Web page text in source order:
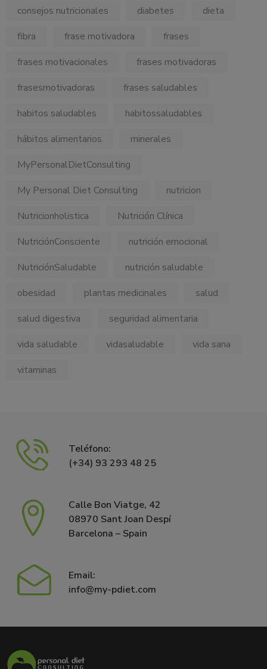
consejos nutricionales
diabetes
dieta
fibra
frase motivadora
frases
frases motivacionales
frases motivadoras
frasesmotivadoras
frases saludables
habitos saludables
habitossaludables
hábitos alimentarios
minerales
MyPersonalDietConsulting
My Personal Diet Consulting
nutricion
Nutricionholistica
Nutrición Clínica
NutriciónConsciente
nutrición emocional
NutriciónSaludable
nutrición saludable
obesidad
plantas medicinales
salud
salud digestiva
seguridad alimentaria
vida saludable
vidasaludable
vida sana
vitaminas
Teléfono:
(+34) 93 293 48 25
Calle Bon Viatge, 42
08970 Sant Joan Despí
Barcelona – Spain
Email:
info@my-pdiet.com